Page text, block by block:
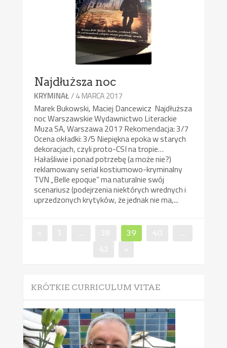
Najdłuższa noc
KRYMINAŁ/ 4 MARCA 2017
Marek Bukowski, Maciej Dancewicz Najdłuższa
noc Warszawskie Wydawnictwo Literackie
Muza SA, Warszawa 2017 Rekomendacja: 3/7
Ocena okładki: 3/5 Niepiękna epoka w starych
dekoracjach, czyli proto-CSI na tropie…
Hałaśliwie i ponad potrzebę (a może nie?)
reklamowany serial kostiumowo-kryminalny
TVN „Belle epoque” ma naturalnie swój
scenariusz (podejrzenia niektórych wrednych i
uprzedzonych krytyków, że jednak nie ma,...
Page
39
KRÓTKIE CURRICULUM VITAE